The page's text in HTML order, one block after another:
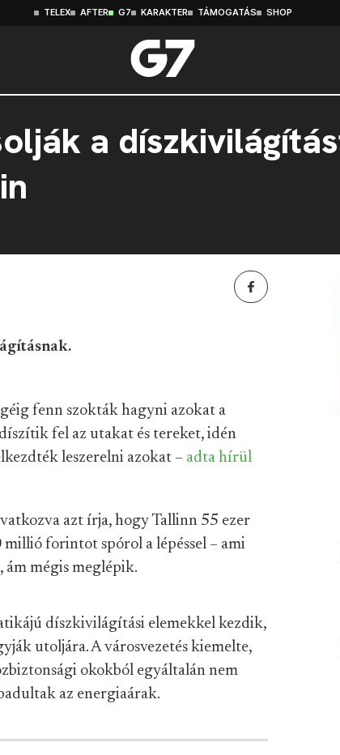
TELEX AFTER G7 KARAKTER TÁMOGATÁS SHOP
a
fenn szokták hagyni azokat a
fel az utakat és tereket, idén
leszerelni azokat – adta hírül
azt írja, hogy Tallinn 55 ezer
forintot spórol a lépéssel – ami
ám mégis meglépik.
díszkivilágítási elemekkel kezdik,
utoljára. A városvezetés kiemelte,
okokból egyáltalán nem
az energiaárak.